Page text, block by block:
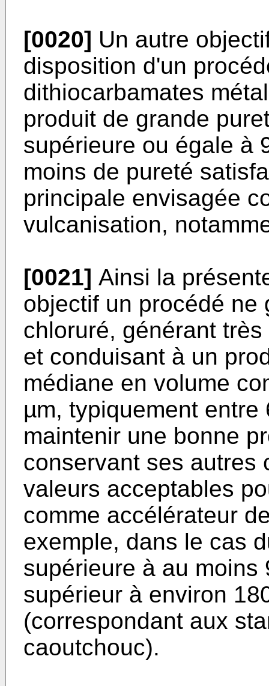
[0020] Un autre
disposition d'un
dithiocarbamates
produit de grande
supérieure ou égale à
moins de pureté
principale envisagée
vulcanisation,
[0021] Ainsi la
objectif un procédé ne
chloruré, générant
et conduisant à un
médiane en volume
µm, typiquement
maintenir une bonne
conservant ses autres
valeurs acceptables
comme accélérateur
exemple, dans le cas
supérieure à au
supérieur à environ
(correspondant aux
caoutchouc).